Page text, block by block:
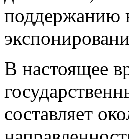
поддержанию
В настоящее
составляет